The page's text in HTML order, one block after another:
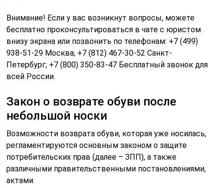
Внимание! Если у вас возникнут вопросы, можете
бесплатно проконсультироваться в чате с юристом
внизу экрана или позвонить по телефонам: +7 (499)
938-51-29 Москва; +7 (812) 467-30-52 Санкт-
Петербург; +7 (800) 350-83-47 Бесплатный звонок для
всей России.
Закон о возврате обуви после
небольшой носки
Возможности возврата обуви, которая уже носилась,
регламентируются основным законом о защите
потребительских прав (далее – ЗПП), а также
различными правительственными постановлениями,
актами.